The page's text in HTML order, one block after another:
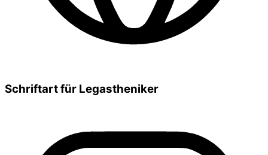
Schriftart für Legastheniker